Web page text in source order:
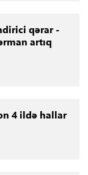
qərar -
artıq
4 ildə hallar